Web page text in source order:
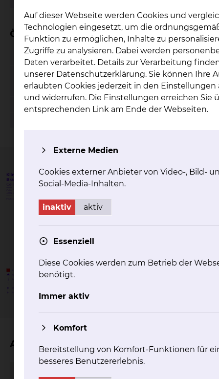
Öffnungszeiten
Montag
07:00 - 16:00 Uhr
Dienstag
07:00 - 16:00 Uhr
Mittwoch
07:00 - 16:00 Uhr
Donnerstag
07:00 - 16:00 Uhr
Aktuelles
Auf dieser Webseite werden Cookies und
Technologien eingesetzt, um die
Funktion zu ermöglichen, Inhalte zu
Zugriffe zu analysieren. Dabei werden
Daten verarbeitet. Details zur Verarbeitung
unserer Datenschutzerklärung. Sie können Ihre
erlaubten Cookies jederzeit in den Einstellungen
und widerrufen. Die Einstellungen erreichen Sie
entsprechenden Link am Ende der Webseiten.
Externe Medien
Cookies externer Anbieter von Video-, Bild-
Social-Media-Inhalten.
inaktiv aktiv
Essenziell
Diese Cookies werden zum Betrieb der
benötigt.
Immer aktiv
Komfort
Bereitstellung von Komfort-Funktionen für
besseres Benutzererlebnis.